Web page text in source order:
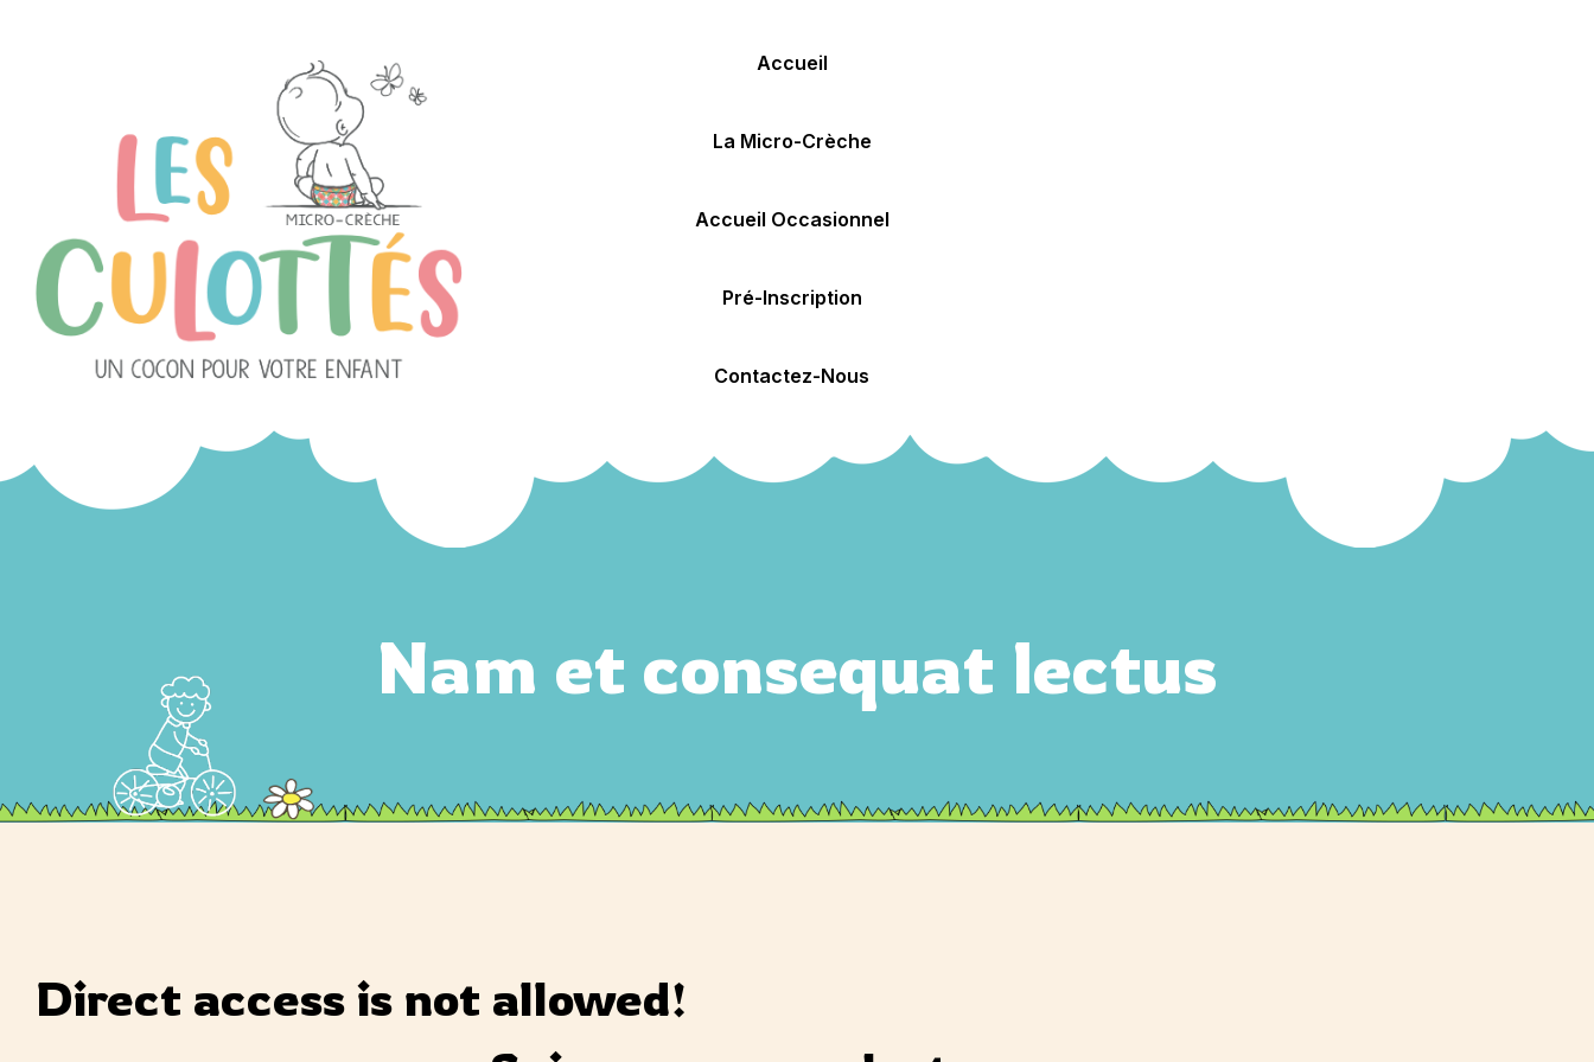
Accueil
La Micro-Crèche
Accueil Occasionnel
Pré-Inscription
Contactez-Nous
Nam et consequat lectus
Direct access is not allowed!